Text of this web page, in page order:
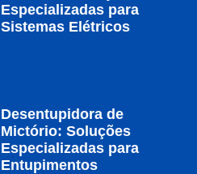
Especializadas para
Sistemas Elétricos
Desentupidora de
Mictório: Soluções
Especializadas para
Entupimentos